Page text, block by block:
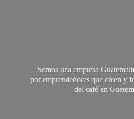
Somos una empresa
por emprendedores que creen y
del café en